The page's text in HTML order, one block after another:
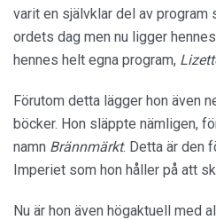
varit en självklar del av program
ordets dag men nu ligger
hennes helt egna program,
Förutom detta lägger hon även
böcker. Hon släppte nämligen,
namn Brännmärkt. Detta är den
Imperiet som hon håller på att
Nu är hon även högaktuell med